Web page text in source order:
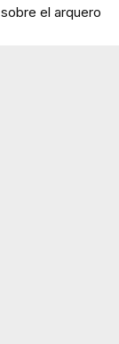
sobre el arquero